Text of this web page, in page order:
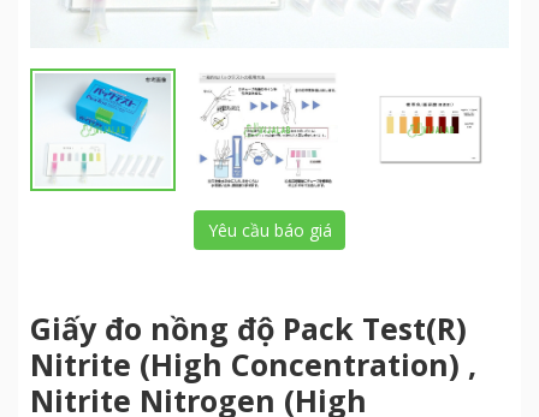
Yêu cầu báo giá
Giấy đo nồng độ Pack Test(R)
Nitrite (High Concentration) ,
Nitrite Nitrogen (High